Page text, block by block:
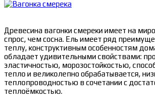
Древесина вагонки смереки имеет на
спрос, чем сосна. Ель имеет ряд
теплу, конструктивным особенностям
обладает удивительными свойствами:
эластичностью, морозостойкостью,
тепло и великолепно обрабатывается,
теплопроводностью в сочетании с
теплоёмкостью.